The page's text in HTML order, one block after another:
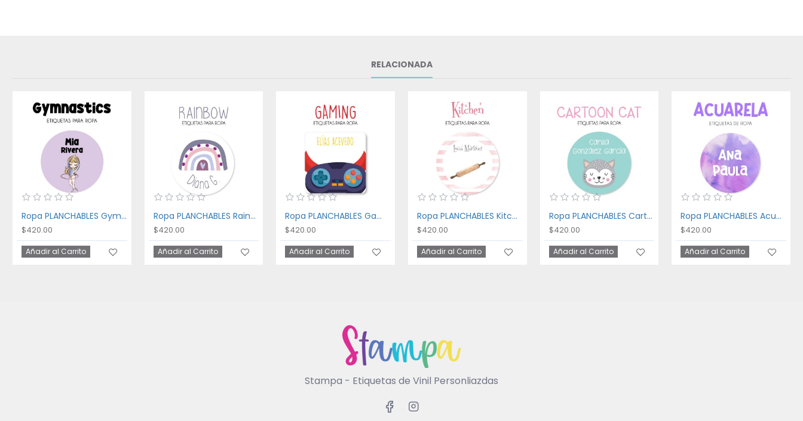
RELACIONADA
Ropa PLANCHABLES Gymnastics
$420.00
Añadir al Carrito
Ropa PLANCHABLES Rainbow
$420.00
Añadir al Carrito
Ropa PLANCHABLES Gaming
$420.00
Añadir al Carrito
Ropa PLANCHABLES Kitchen
$420.00
Añadir al Carrito
Ropa PLANCHABLES Cartoon Cat
$420.00
Añadir al Carrito
Ropa PLANCHABLES Acuarela
$420.00
Añadir al Carrito
Stampa - Etiquetas de Vinil Personliazdas